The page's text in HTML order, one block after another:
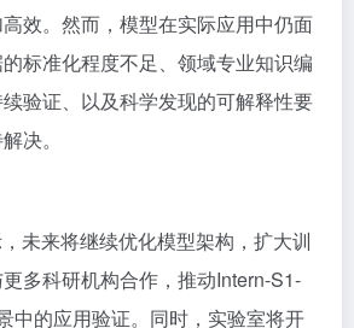
效。然而，模型在实际应用中仍面
标准化程度不足、领域专业知识编
验证、以及科学发现的可解释性要
决。
未来将继续优化模型架构，扩大训
多科研机构合作，推动Intern-S1-
中的应用验证。同时，实验室将开